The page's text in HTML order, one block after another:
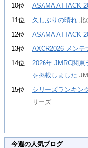
10位
ASAMA ATTACK
11位
久しぶりの晴れ 北
12位
ASAMA ATTACK
13位
AXCR2026 メンテ
14位
2026年 JMRC関東
を掲載しました
15位
シリーズランキン
リーズ
今週の人気ブログ